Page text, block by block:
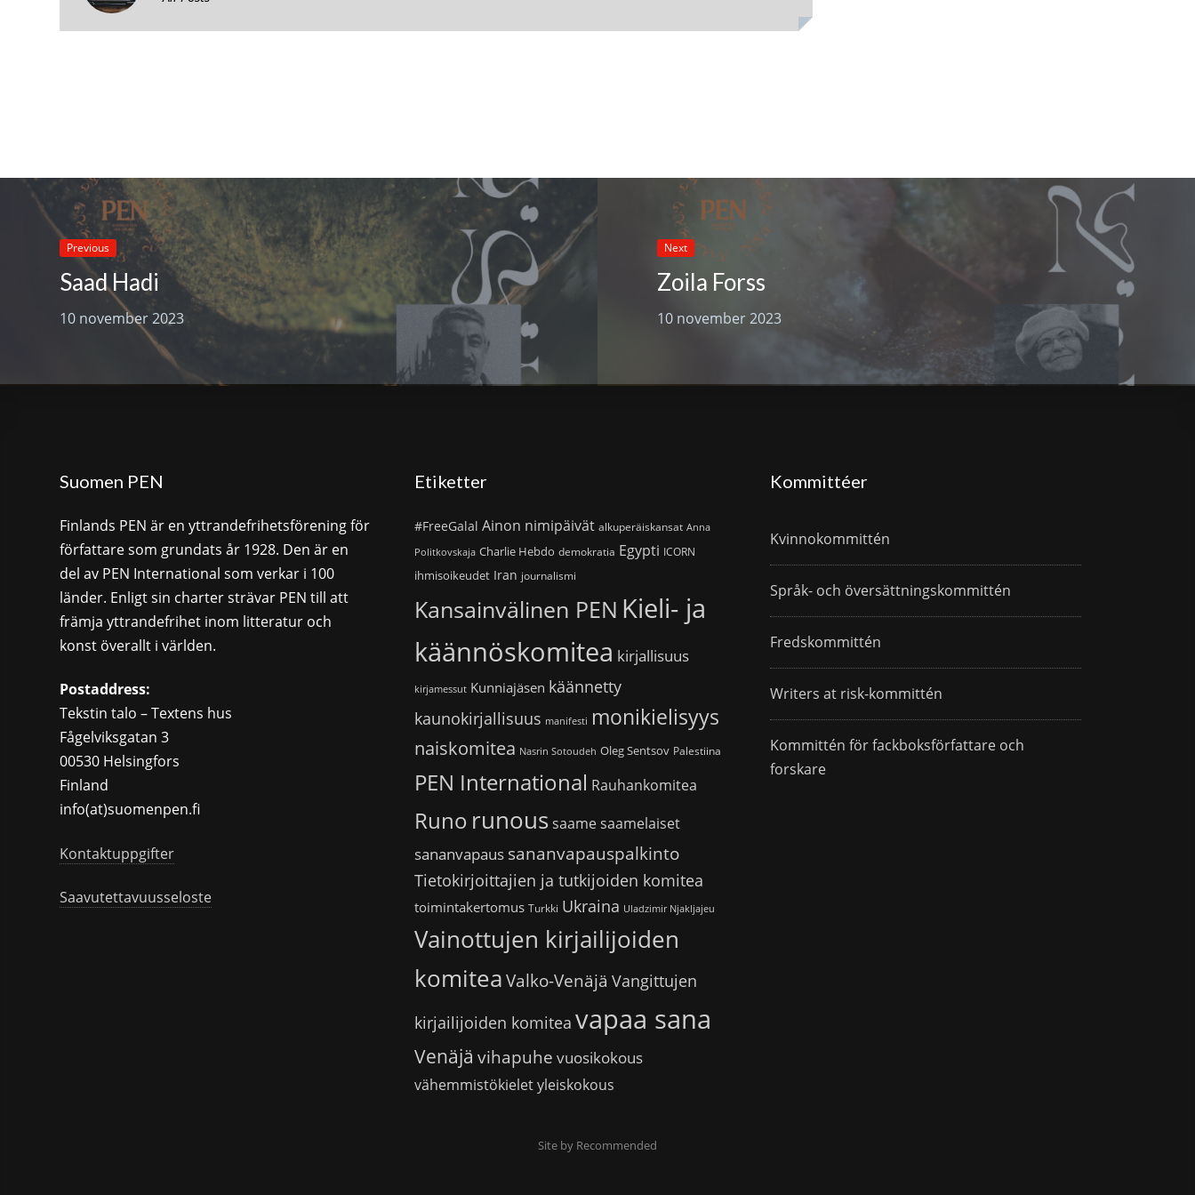
Previous
Saad Hadi
10 november 2023
Next
Zoila Forss
10 november 2023
Suomen PEN
Finlands PEN är en yttrandefrihetsförening för
författare som grundats år 1928. Den är en
del av PEN International som verkar i 100
länder. Enligt sin charter strävar PEN till att
främja yttrandefrihet inom litteratur och
konst överallt i världen.
Postaddress:
Tekstin talo – Textens hus
Fågelviksgatan 3
00530 Helsingfors
Finland
info(at)suomenpen.fi
Kontaktuppgifter
Saavutettavuusseloste
Etiketter
#FreeGalal Ainon nimipäivät alkuperäiskansat Anna
Politkovskaja Charlie Hebdo demokratia Egypti ICORN
ihmisoikeudet Iran journalismi
Kansainvälinen PEN Kieli- ja
käännöskomitea kirjallisuus
kirjamessut Kunniajäsen käännetty
kaunokirjallisuus manifesti monikielisyys
naiskomitea Nasrin Sotoudeh Oleg Sentsov Palestiina
PEN International Rauhankomitea
Runo runoussaamesaamelaiset
sananvapaus sananvapauspalkinto
Tietokirjoittajien ja tutkijoiden komitea
toimintakertomus Turkki Ukraina Uladzimir Njakljajeu
Vainottujen kirjailijoiden
komitea Valko-Venäjä Vangittujen
kirjailijoiden komitea vapaa sana
Venäjä vihapuhe vuosikokous
vähemmistökieletyleiskokous
Kommittéer
Kvinnokommittén
Språk- och översättningskommittén
Fredskommittén
Writers at risk-kommittén
Kommittén för fackboksförfattare och
forskare
Site by Recommended